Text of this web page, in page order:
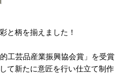
と柄を揃えました！
工芸品産業振興協会賞」を受賞
て新たに意匠を行い仕立て制作